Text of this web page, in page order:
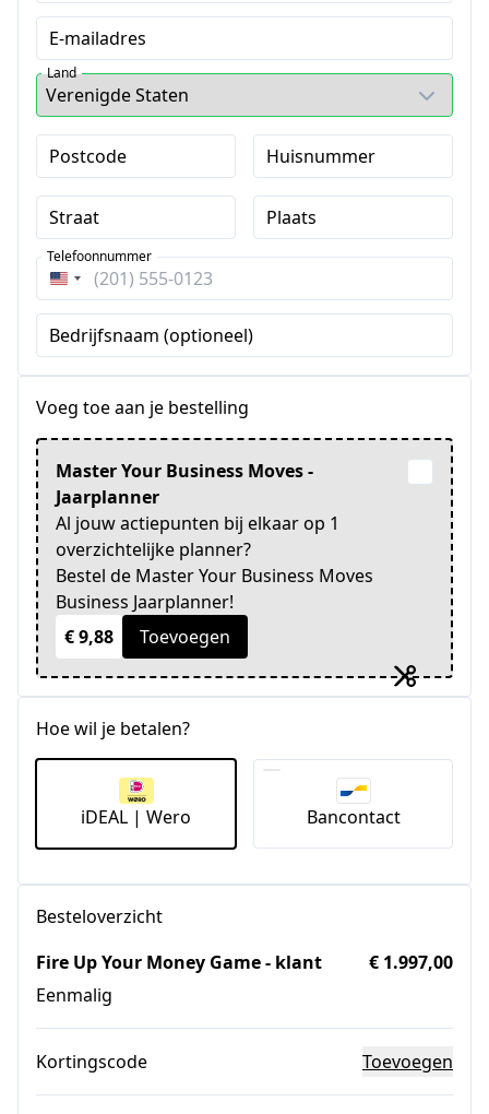
E-mailadres
Land
Postcode Huisnummer
Straat Plaats
Verenigde
Staten
+1
Telefoonnummer
Bedrijfsnaam (optioneel)
Voeg toe aan je bestelling
Master Your Business Moves -
Jaarplanner
Al jouw actiepunten bij elkaar op 1
overzichtelijke planner?
Bestel de Master Your Business Moves
Business Jaarplanner!
€ 9,88
Toevoegen
Hoe wil je betalen?
iDEAL | Wero Bancontact
Besteloverzicht
Fire Up Your Money Game - klant
Eenmalig
€ 1.997,00
Kortingscode Toevoegen